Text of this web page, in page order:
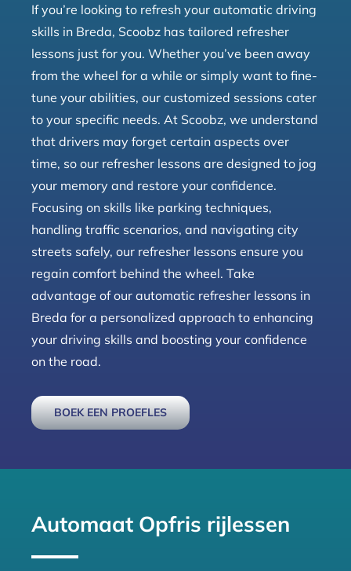
If you’re looking to refresh your automatic driving
skills in Breda, Scoobz has tailored refresher
lessons just for you. Whether you’ve been away
from the wheel for a while or simply want to fine-
tune your abilities, our customized sessions cater
to your specific needs. At Scoobz, we understand
that drivers may forget certain aspects over
time, so our refresher lessons are designed to jog
your memory and restore your confidence.
Focusing on skills like parking techniques,
handling traffic scenarios, and navigating city
streets safely, our refresher lessons ensure you
regain comfort behind the wheel. Take
advantage of our automatic refresher lessons in
Breda for a personalized approach to enhancing
your driving skills and boosting your confidence
on the road.
BOEK EEN PROEFLES
Automaat Opfris rijlessen